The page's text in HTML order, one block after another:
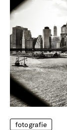
fotografie